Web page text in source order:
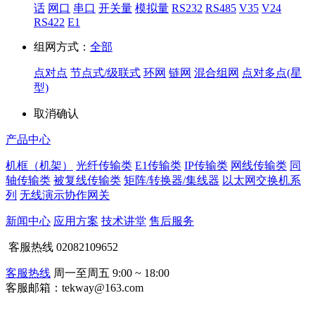
话 网口 串口 开关量 模拟量 RS232 RS485 V35 V24
RS422 E1
组网方式： 全部
点对点 节点式/级联式 环网 链网 混合组网 点对多点(星
型)
取消确认
产品中心
机框（机架） 光纤传输类 E1传输类 IP传输类 网线传输类 同
轴传输类 被复线传输类 矩阵/转换器/集线器 以太网交换机系
列 无线演示协作网关
新闻中心 应用方案 技术讲堂 售后服务
客服热线 02082109652
客服热线 周一至周五 9:00 ~ 18:00
客服邮箱：tekway@163.com